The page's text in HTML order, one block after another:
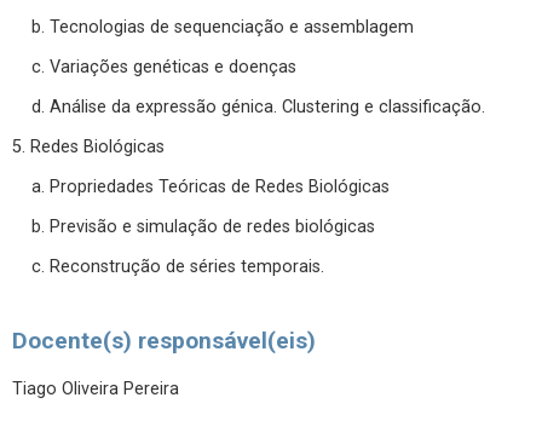
b. Tecnologias de sequenciação e assemblagem
c. Variações genéticas e doenças
d. Análise da expressão génica. Clustering e classificação.
5. Redes Biológicas
a. Propriedades Teóricas de Redes Biológicas
b. Previsão e simulação de redes biológicas
c. Reconstrução de séries temporais.
Docente(s) responsável(eis)
Tiago Oliveira Pereira